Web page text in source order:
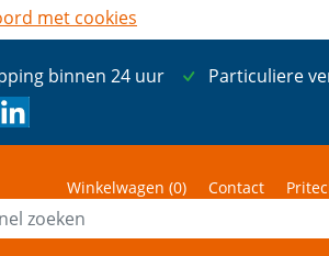
binnen 24 uur
Particuliere
Winkelwagen (0) Contact
met cookies